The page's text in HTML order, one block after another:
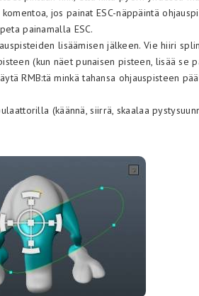
jos painat ESC-näppäintä
painamalla ESC.
lisäämisen jälkeen. Vie hiiri
(kun näet punaisen pisteen, lisää se
RMB:tä minkä tahansa ohjauspisteen
(käännä, siirrä, skaalaa